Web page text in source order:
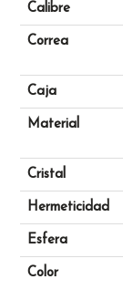
Calibre
Correa
Caja
Material
Cristal
Hermeticidad
Esfera
Color